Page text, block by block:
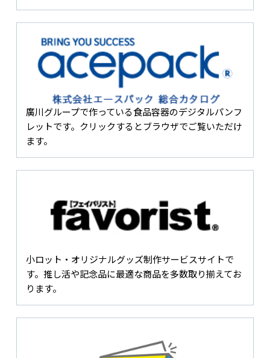
廣川グループで作っている食品容器のデジタルパンフ
レットです。クリックするとブラウザでご覧いただけ
ます。
小ロット・オリジナルグッズ制作サービスサイトで
す。推し活や記念品に最適な商品を多数取り揃えてお
ります。